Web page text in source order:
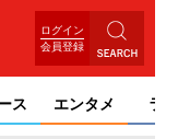
ログイン
会員登録
ス エンタメ ライ